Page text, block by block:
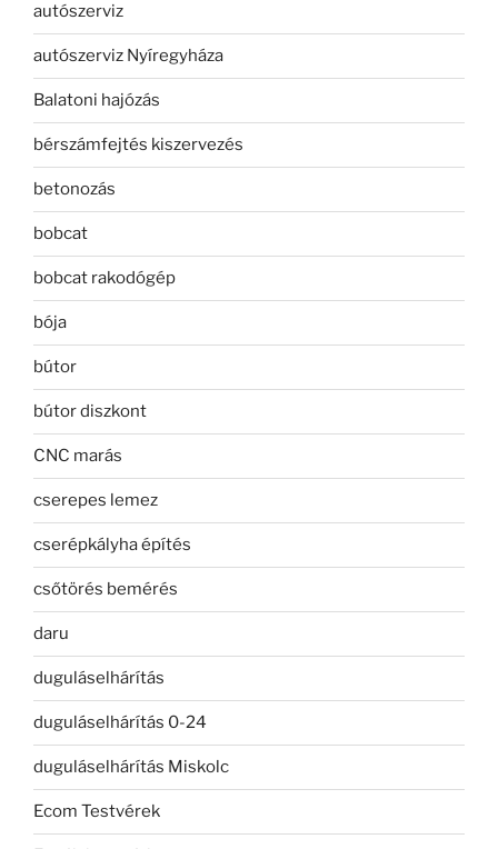
autószerviz
autószerviz Nyíregyháza
Balatoni hajózás
bérszámfejtés kiszervezés
betonozás
bobcat
bobcat rakodógép
bója
bútor
bútor diszkont
CNC marás
cserepes lemez
cserépkályha építés
csőtörés bemérés
daru
duguláselhárítás
duguláselhárítás 0-24
duguláselhárítás Miskolc
Ecom Testvérek